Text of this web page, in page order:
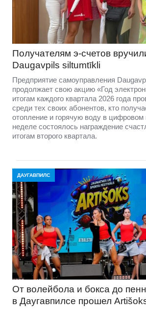
Получателям э-счетов
Daugavpils siltumtīkli
Предприятие самоуправления
продолжает свою акцию «Год
итогам каждого квартала 2026 года
среди тех своих абонентов, кто
отопление и горячую воду в
неделе состоялось награждение
итогам второго квартала.
ДАУГАВПИЛС
От волейбола и бокса до
в Даугавпилсе прошел